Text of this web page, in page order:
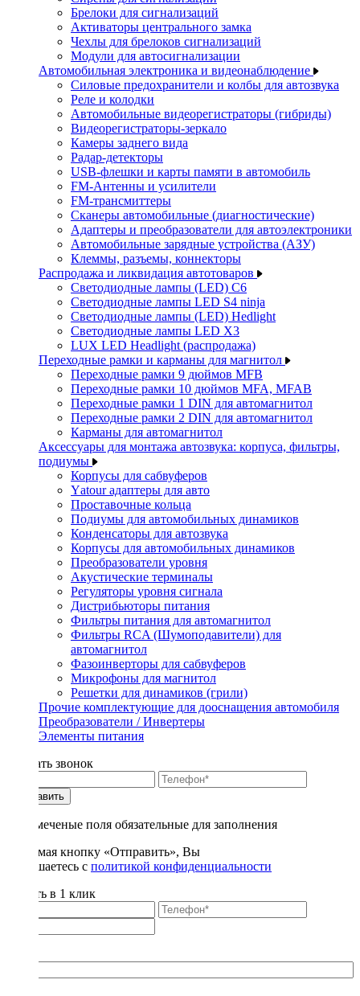
Брелоки для сигнализаций
Активаторы центрального замка
Чехлы для брелоков сигнализаций
Модули для автосигнализации
Автомобильная электроника и видеонаблюдение
Силовые предохранители и колбы для автозвука
Реле и колодки
Автомобильные видеорегистраторы (гибриды)
Видеорегистраторы-зеркало
Камеры заднего вида
Радар-детекторы
USB-флешки и карты памяти в автомобиль
FM-Антенны и усилители
FM-трансмиттеры
Сканеры автомобильные (диагностические)
Адаптеры и преобразователи для автоэлектроники
Автомобильные зарядные устройства (АЗУ)
Клеммы, разъемы, коннекторы
Распродажа и ликвидация автотоваров
Светодиодные лампы (LED) C6
Светодиодные лампы LED S4 ninja
Светодиодные лампы (LED) Hedlight
Светодиодные лампы LED X3
LUX LED Headlight (распродажа)
Переходные рамки и карманы для магнитол
Переходные рамки 9 дюймов MFB
Переходные рамки 10 дюймов MFA, MFAB
Переходные рамки 1 DIN для автомагнитол
Переходные рамки 2 DIN для автомагнитол
Карманы для автомагнитол
Аксессуары для монтажа автозвука: корпуса, фильтры,
подиумы
Корпусы для сабвуферов
Yаtour адаптеры для авто
Проставочные кольца
Подиумы для автомобильных динамиков
Конденсаторы для автозвука
Корпусы для автомобильных динамиков
Преобразователи уровня
Акустические терминалы
Регуляторы уровня сигнала
Дистрибьюторы питания
Фильтры питания для автомагнитол
Фильтры RCA (Шумоподавители) для
автомагнитол
Фазоинверторы для сабвуферов
Микрофоны для магнитол
Решетки для динамиков (грили)
Прочие комплектующие для дооснащения автомобиля
Преобразователи / Инвертеры
Элементы питания
Заказать звонок
Отправить
* - отмеченые поля обязательные для заполнения
Нажимая кнопку «Отправить», Вы
соглашаетесь с политикой конфиденциальности
Купить в 1 клик